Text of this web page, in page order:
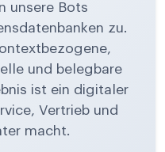
unsere Bots
zu.
und belegbare
ist ein digitaler
Vertrieb und
macht.